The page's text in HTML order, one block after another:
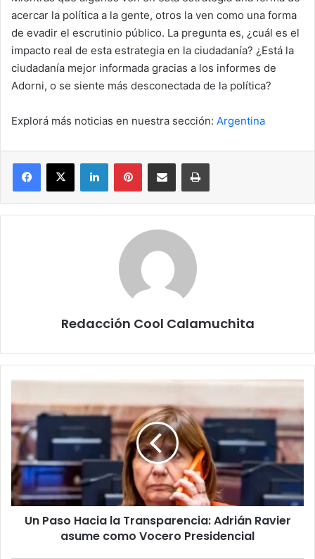
acercar la política a la gente, otros la ven como una forma
de evadir el escrutinio público. La pregunta es, ¿cuál es el
impacto real de esta estrategia en la ciudadanía? ¿Está la
ciudadanía mejor informada gracias a los informes de
Adorni, o se siente más desconectada de la política?
Explorá más noticias en nuestra sección: Argentina
Facebook
X LinkedInPinterestCompartir por correo electrónicoImprimir
Redacción Cool Calamuchita
Paso
la
Transparencia:
Adrián
Ravier
asume
como
Vocero
Presidencial
Un Paso Hacia la Transparencia: Adrián Ravier
asume como Vocero Presidencial